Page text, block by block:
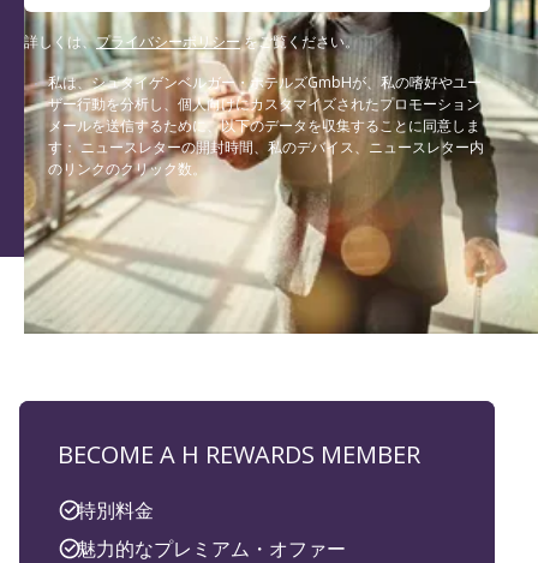
詳しくは、プライバシーポリシーをご覧ください。
私は、シュタイゲンベルガー・ホテルズGmbHが、私の嗜好やユー
ザー行動を分析し、個人向けにカスタマイズされたプロモーション
メールを送信するために、以下のデータを収集することに同意しま
す： ニュースレターの開封時間、私のデバイス、ニュースレター内
のリンクのクリック数。
BECOME A H REWARDS MEMBER
特別料金
魅力的なプレミアム・オファー